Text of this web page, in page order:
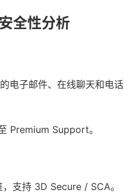
全性分析
电子邮件、在线聊天和电话
Premium Support。
支持 3D Secure / SCA。